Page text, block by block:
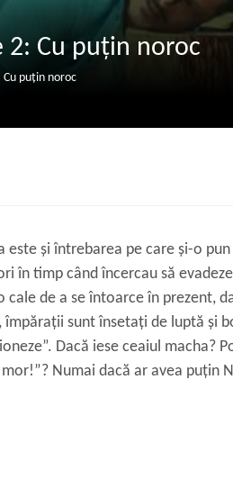
2: Cu puțin noroc
Cu puțin noroc
și întrebarea pe care și-o
în timp când încercau să
de a se întoarce în prezent,
sunt însetați de luptă și
Dacă iese ceaiul macha?
Numai dacă ar avea puțin